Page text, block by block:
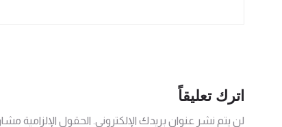
اترك تعليقاً
لن يتم نشر عنوان بريدك الإلكتروني. الحقول الإلزامية مشار